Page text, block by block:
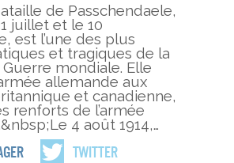
de Passchendaele,
juillet et le 10
est l’une des plus
et tragiques de la
mondiale. Elle
allemande aux
et canadienne,
renforts de l’armée
4 août 1914,…
Twitter